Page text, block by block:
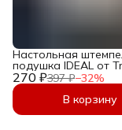
270 ₽397 ₽−32%
Настольная
подушка IDEAL от
размером 70х110мм
Бесцветная
В корзину